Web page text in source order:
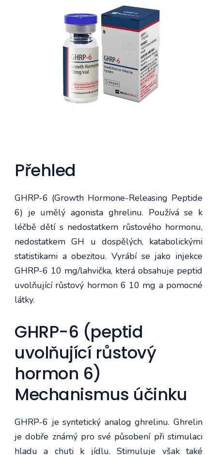
Přehled
GHRP-6 (Growth Hormone-Releasing Peptide
6) je umělý agonista ghrelinu. Používá se k
léčbě dětí s nedostatkem růstového hormonu,
nedostatkem GH u dospělých, katabolickými
statistikami a obezitou. Vyrábí se jako injekce
GHRP-6 10 mg/lahvička, která obsahuje peptid
uvolňující růstový hormon 6 10 mg a pomocné
látky.
GHRP-6 (peptid
uvolňující růstový
hormon 6)
Mechanismus účinku
GHRP-6 je syntetický analog ghrelinu. Ghrelin
je dobře známý pro své působení při stimulaci
hladu a chuti k jídlu. Stimuluje však také